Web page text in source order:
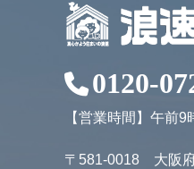
0120-
【営業時間】午前
〒581-0018 大阪